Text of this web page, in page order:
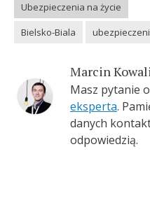
Ubezpieczenia na życie
Bielsko-Biala
Marcin
Masz pytanie
eksperta.
danych
odpowiedzią.